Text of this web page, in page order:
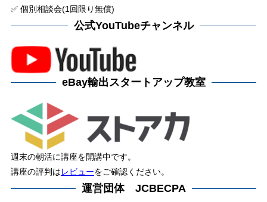
✅ 個別相談会(1回限り無償)
公式YouTubeチャンネル
eBay輸出スタートアップ教室
週末の朝活に講座を開講中です。
講座の評判はレビューをご確認ください。
運営団体 JCBECPA